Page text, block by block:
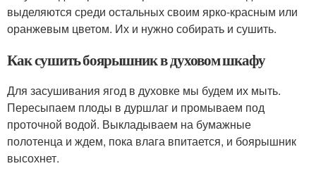
выделяются среди остальных своим ярко-красным или
оранжевым цветом. Их и нужно собирать и сушить.
Как сушить боярышник в духовом шкафу
Для засушивания ягод в духовке мы будем их мыть.
Пересыпаем плоды в дуршлаг и промываем под
проточной водой. Выкладываем на бумажные
полотенца и ждем, пока влага впитается, и боярышник
высохнет.